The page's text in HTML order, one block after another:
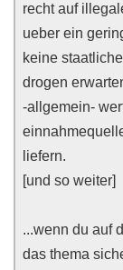
recht auf
ueber ein
keine
drogen
-allgemein-
liefern.
[und so weiter]
...wenn du auf
das thema